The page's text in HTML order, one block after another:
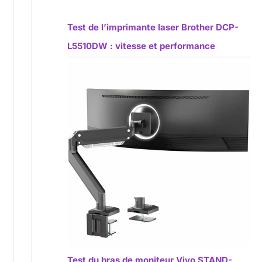
Test de l’imprimante laser Brother DCP-
L5510DW : vitesse et performance